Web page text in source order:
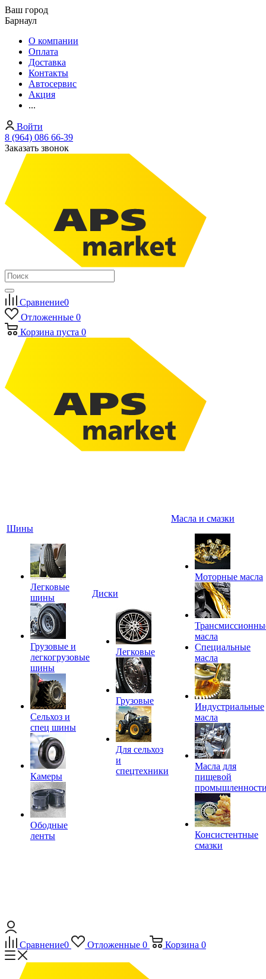
Ваш город
Барнаул
О компании
Оплата
Доставка
Контакты
Автосервис
Акция
...
Войти
8 (964) 086 66-39
Заказать звонок
Сравнение0
Отложенные 0
Корзина пуста 0
Шины
Легковые
шины
Грузовые и
легкогрузовые
шины
Сельхоз и
спец шины
Камеры
Ободные
ленты
Диски
Легковые
Грузовые
Для сельхоз
и
спецтехники
Масла и смазки
Моторные масла
масла
Специальные
масла
Индустриальные
масла
Масла для
пищевой
Консистентные
смазки
Сравнение0 Отложенные 0 Корзина 0